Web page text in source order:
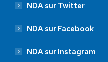
NDA sur Twitter
NDA sur Facebook
NDA sur Instagram